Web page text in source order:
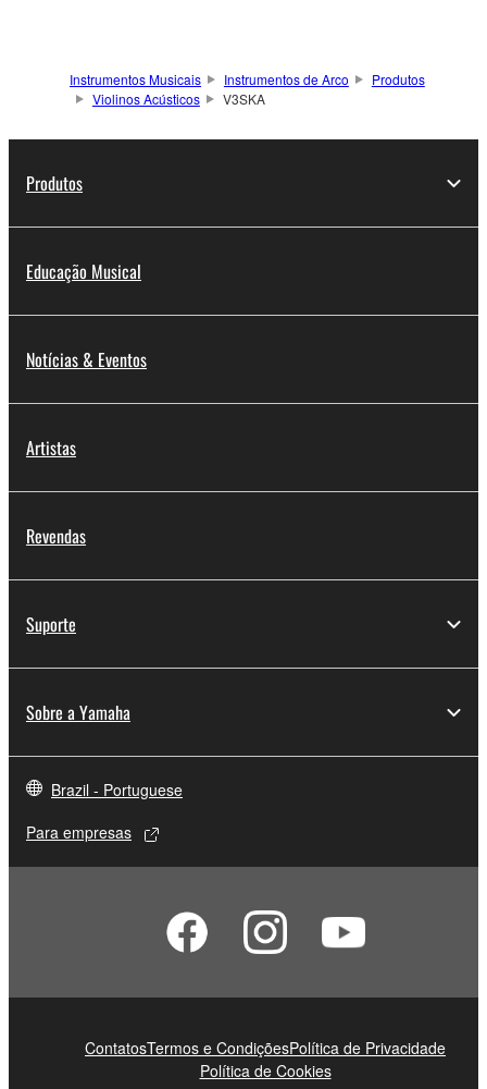
Instrumentos Musicais Instrumentos de Arco
Produtos
Violinos Acústicos
V3SKA
Produtos
Educação Musical
Notícias & Eventos
Artistas
Revendas
Suporte
Sobre a Yamaha
Brazil - Portuguese
Para empresas
ContatosTermos e CondiçõesPolítica de Privacidade
Política de Cookies